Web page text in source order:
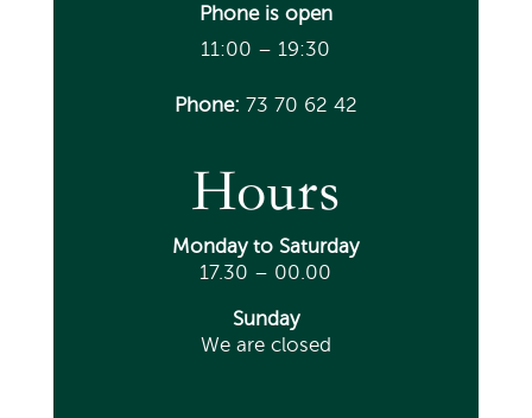
Phone is open
11:00 – 19:30
Phone: 73 70 62 42
Hours
Monday to Saturday
17.30 – 00.00
Sunday
We are closed